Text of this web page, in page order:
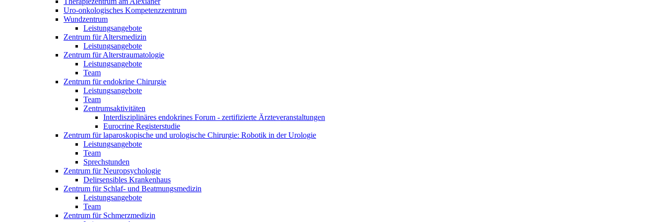
Uro-onkologisches Kompetenzzentrum
Wundzentrum
Leistungsangebote
Zentrum für Altersmedizin
Leistungsangebote
Zentrum für Alterstraumatologie
Leistungsangebote
Team
Zentrum für endokrine Chirurgie
Leistungsangebote
Team
Zentrumsaktivitäten
Interdisziplinäres endokrines Forum - zertifizierte Ärzteveranstaltungen
Eurocrine Registerstudie
Zentrum für laparoskopische und urologische Chirurgie: Robotik in der Urologie
Leistungsangebote
Team
Sprechstunden
Zentrum für Neuropsychologie
Delirsensibles Krankenhaus
Zentrum für Schlaf- und Beatmungsmedizin
Leistungsangebote
Team
Zentrum für Schmerzmedizin